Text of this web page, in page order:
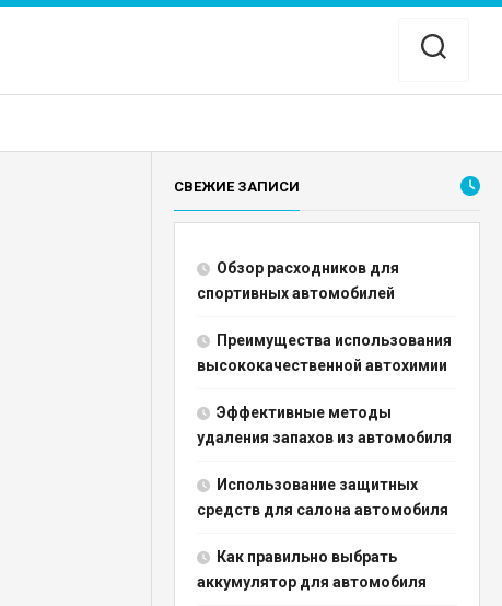
СВЕЖИЕ ЗАПИСИ
Обзор расходников для
спортивных автомобилей
Преимущества использования
высококачественной автохимии
Эффективные методы
удаления запахов из автомобиля
Использование защитных
средств для салона автомобиля
Как правильно выбрать
аккумулятор для автомобиля